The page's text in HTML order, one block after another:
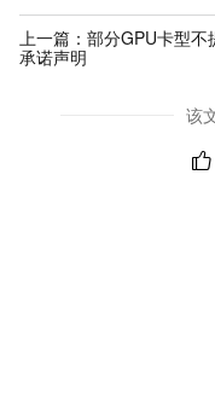
上一篇： 部分GPU卡型不
承诺声明
该